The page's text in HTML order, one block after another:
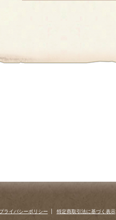
ライバシーポリシー 特定商取引法に基づく表示